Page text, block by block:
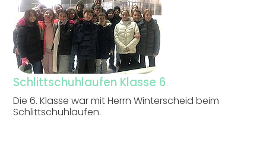
Schlittschuhlaufen Klasse 6
Die 6. Klasse war mit Herrn Winterscheid beim
Schlittschuhlaufen.